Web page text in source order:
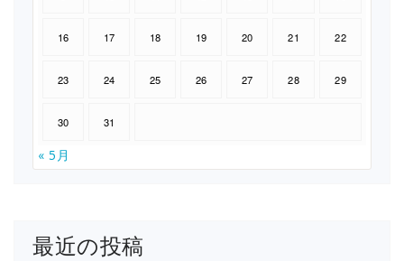
16 17 18 19 20 21 22
23 24 25 26 27 28 29
30 31
« 5月
最近の投稿